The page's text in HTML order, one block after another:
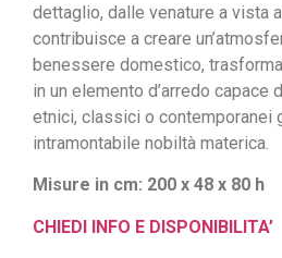
dettaglio, dalle venature a vista
contribuisce a creare
benessere domestico,
in un elemento d’arredo capace
etnici, classici o contemporanei
intramontabile nobiltà materica.
Misure in cm: 200 x 48 x 80 h
CHIEDI INFO E DISPONIBILITA’